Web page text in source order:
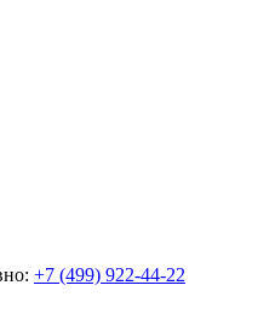
+7 (499) 922-44-22